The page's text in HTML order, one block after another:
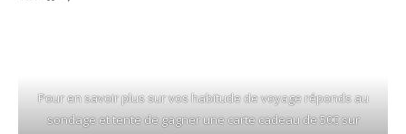
Pour en savoir plus sur vos habitude de voyage réponds au
sondage et tente de gagner une carte cadeau de 50€ sur